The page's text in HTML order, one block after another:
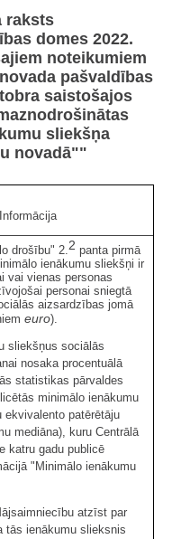
raksts
domes 2022.
noteikumiem
pašvaldības
saistošajos
sliekšņa
novadā""
Informācija
drošību" 2.2 panta pirmā
ienākumu sliekšņi ir
vai vienas personas
personai sniegtā
aizsardzības jomā
euro).
sliekšņus sociālās
nosaka procentuālā
statistikas pārvaldes
minimālo ienākumu
ekvivalento patērētāju
mediāna), kuru Centrālā
katru gadu publicē
"Minimālo ienākumu
atzīst par
tās ienākumu slieksnis